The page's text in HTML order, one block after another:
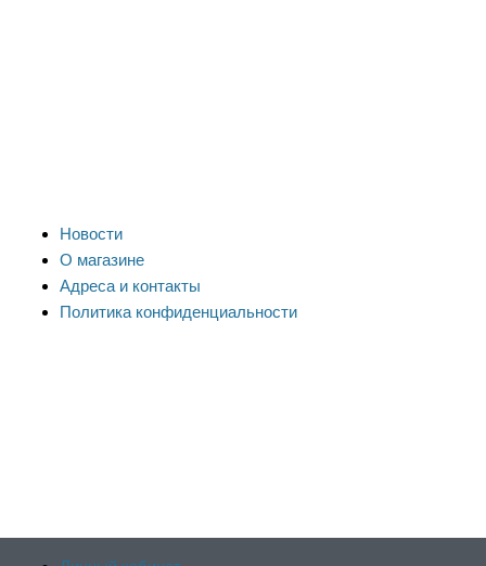
Новости
О магазине
Адреса и контакты
Политика конфиденциальности